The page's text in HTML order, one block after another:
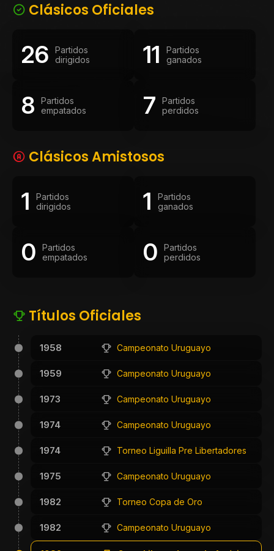
Clásicos Oficiales
26
Partidos
dirigidos
11
Partidos
ganados
8
Partidos
empatados
7
Partidos
perdidos
Clásicos Amistosos
1
Partidos
dirigidos
1
Partidos
ganados
0
Partidos
empatados
0
Partidos
perdidos
Títulos Oficiales
1958 Campeonato Uruguayo
1959 Campeonato Uruguayo
1973 Campeonato Uruguayo
1974 Campeonato Uruguayo
1974 Torneo Liguilla Pre Libertadores
1975 Campeonato Uruguayo
1982 Torneo Copa de Oro
1982 Campeonato Uruguayo